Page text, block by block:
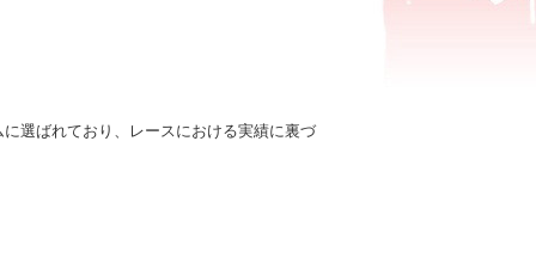
選ばれており、レースにおける実績に裏づ